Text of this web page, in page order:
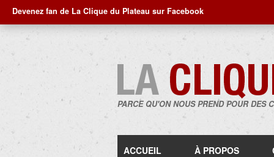
Devenez fan de La Clique du Plateau sur Facebook
PARCE QU'ON NOUS PREND POUR DES
ACCUEIL À PROPOS